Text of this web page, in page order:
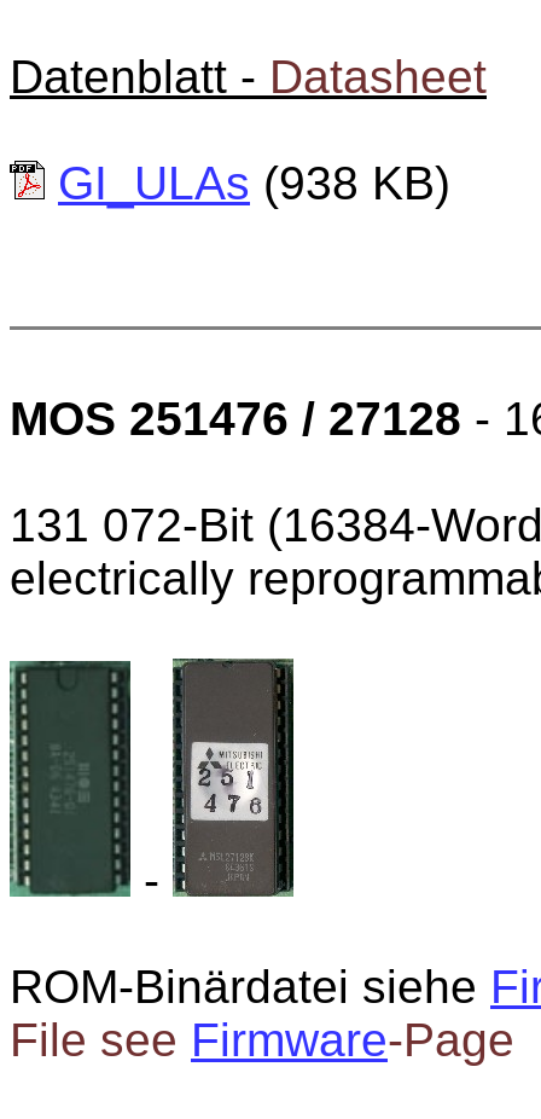
Datenblatt - Datasheet
GI_ULAs (938 KB)
MOS 251476 / 27128 -
131 072-Bit (16384-
electrically
-
ROM-Binärdatei siehe
File see Firmware-Page